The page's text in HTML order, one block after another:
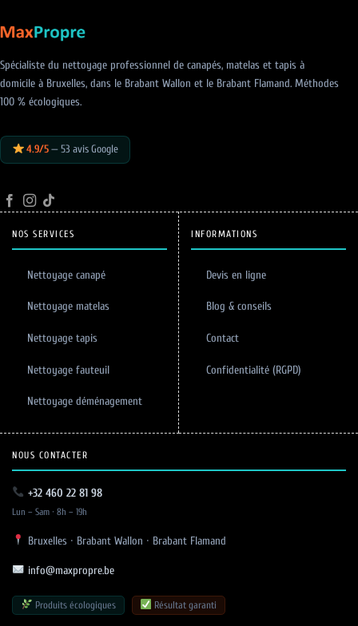
tout
gâcher)
textiles
d’ameublement
Spécialiste du nettoyage professionnel de canapés, matelas et tapis à
domicile à Bruxelles, dans le Brabant Wallon et le Brabant Flamand. Méthodes
100 % écologiques.
4.9/5— 53 avis Google
NOS SERVICES
Nettoyage canapé
Nettoyage matelas
Nettoyage tapis
Nettoyage fauteuil
Nettoyage déménagement
INFORMATIONS
Devis en ligne
Blog & conseils
Contact
Confidentialité (RGPD)
NOUS CONTACTER
+32 460 22 81 98
Lun – Sam · 8h – 19h
Bruxelles · Brabant Wallon · Brabant Flamand
info@maxpropre.be
Produits écologiques Résultat garanti